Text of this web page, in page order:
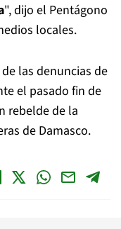
", dijo el Pentágono
locales.
las denuncias de
el pasado fin de
rebelde de la
de Damasco.